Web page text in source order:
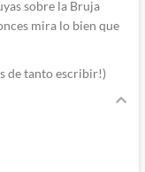
sobre la Bruja
mira lo bien que
de tanto escribir!)